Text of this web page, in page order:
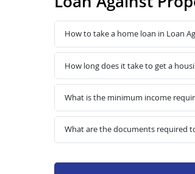
How to take a home loan in Loan
How long does it take to get a
What is the minimum income
What are the documents required